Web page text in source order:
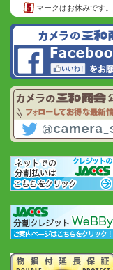
マークはお休みです。